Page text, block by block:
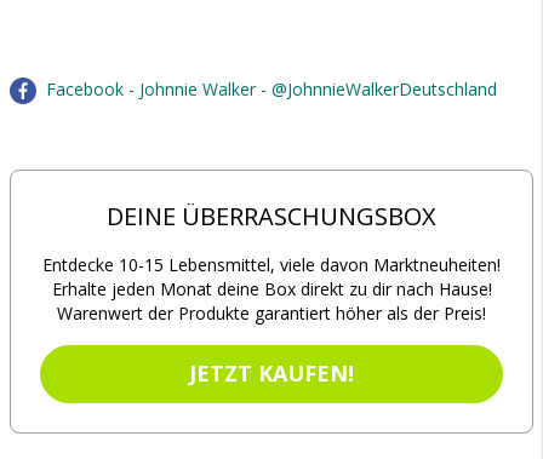
Facebook - Johnnie Walker - @JohnnieWalkerDeutschland
DEINE ÜBERRASCHUNGSBOX
Entdecke 10-15 Lebensmittel, viele davon Marktneuheiten!
Erhalte jeden Monat deine Box direkt zu dir nach Hause!
Warenwert der Produkte garantiert höher als der Preis!
JETZT KAUFEN!